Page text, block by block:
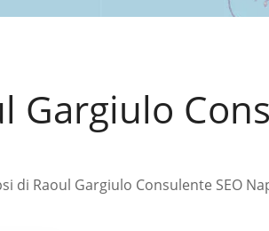
Gargiulo
di Raoul Gargiulo Consulente SEO